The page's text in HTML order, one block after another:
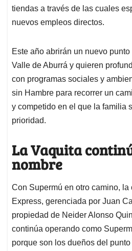
tiendas a través de las cuales
nuevos empleos directos.
Este año abrirán un nuevo
Valle de Aburrá y quieren
con programas sociales y
sin Hambre para recorrer un
y competido en el que la familia
prioridad.
La Vaquita
nombre
Con Supermú en otro camino, la
Express, gerenciada por Juan
propiedad de Neider Alonso
continúa operando como
porque son los dueños del